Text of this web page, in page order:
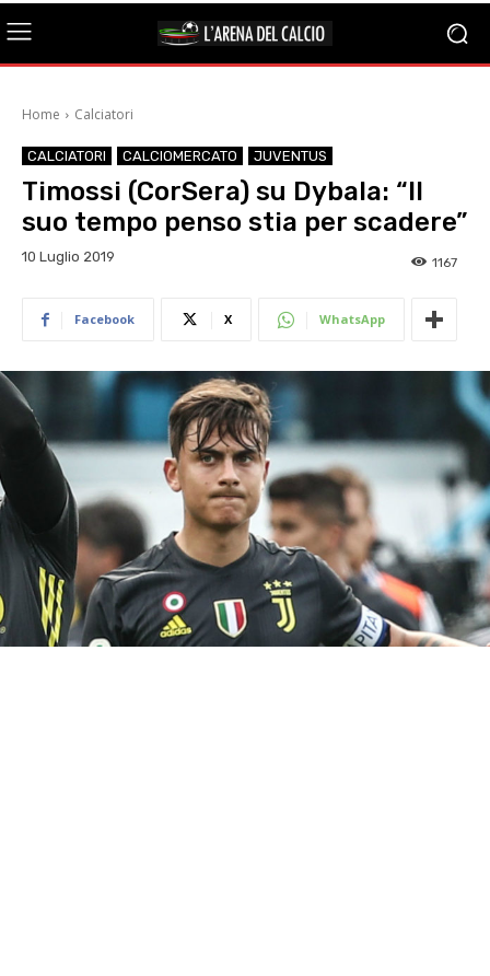
Home Calciatori
CALCIATORI CALCIOMERCATO JUVENTUS
Timossi (CorSera) su Dybala: “Il
suo tempo penso stia per scadere”
10 Luglio 2019 1167
Facebook X WhatsApp